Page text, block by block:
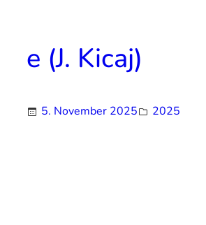
e (J. Kicaj)
5. November 2025 2025